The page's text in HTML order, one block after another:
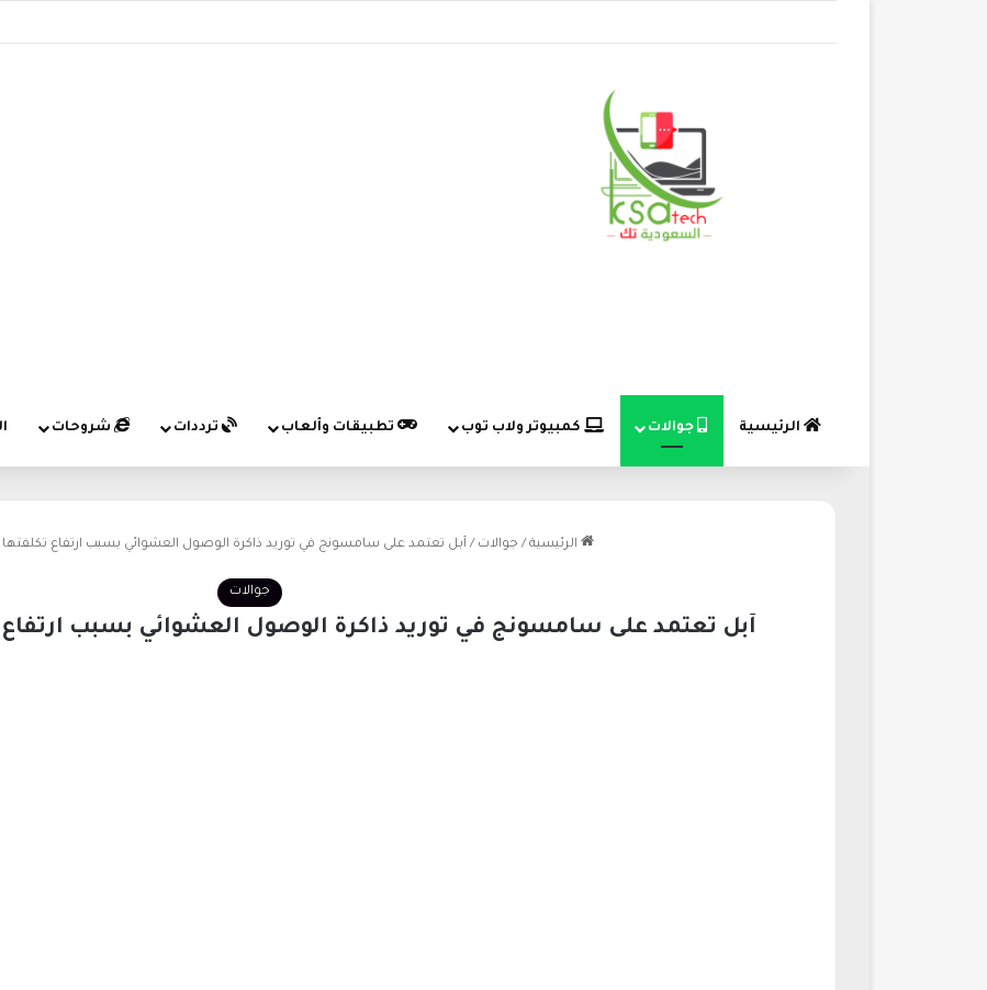
الرئيسية جوالات كمبيوتر ولاب توب تطبيقات وألعاب ترددات شروحات
الرئيسية / جوالات / آبل تعتمد على سامسونج في توريد ذاكرة الوصول العشوائي بسبب ارتفاع
جوالات
آبل تعتمد على سامسونج في توريد ذاكرة الوصول العشوائي بسبب